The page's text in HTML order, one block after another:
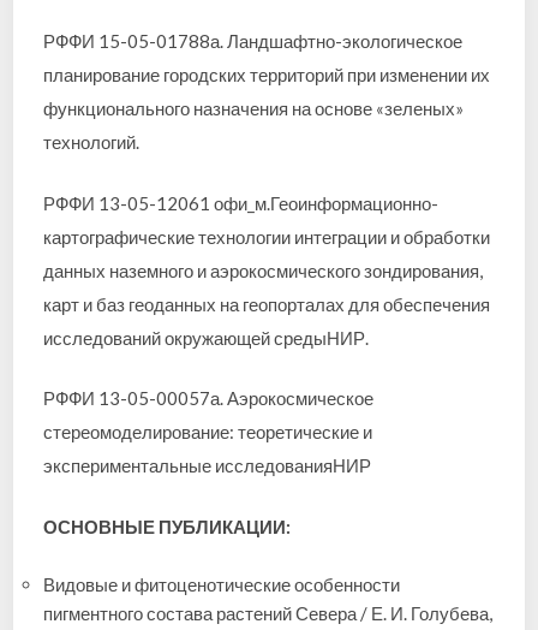
РФФИ 15-05-01788а. Ландшафтно-экологическое
планирование городских территорий при изменении их
функционального назначения на основе «зеленых»
технологий.
РФФИ 13-05-12061 офи_м.Геоинформационно-
картографические технологии интеграции и обработки
данных наземного и аэрокосмического зондирования,
карт и баз геоданных на геопорталах для обеспечения
исследований окружающей средыНИР.
РФФИ 13-05-00057а. Аэрокосмическое
стереомоделирование: теоретические и
экспериментальные исследованияНИР
ОСНОВНЫЕ ПУБЛИКАЦИИ:
Видовые и фитоценотические особенности
пигментного состава растений Севера / Е. И. Голубева,